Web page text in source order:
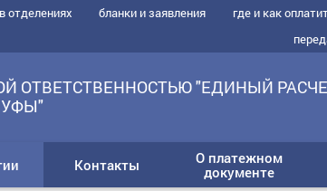
отделениях бланки и заявления где и как
ОТВЕТСТВЕННОСТЬЮ "ЕДИНЫЙ
Контакты
О платежном
документе